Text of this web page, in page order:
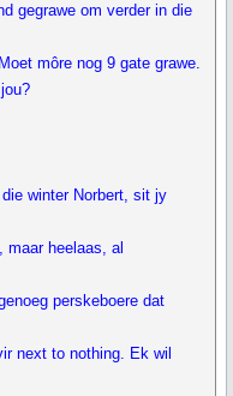
gegrawe om verder in die
môre nog 9 gate grawe.
winter Norbert, sit jy
maar heelaas, al
perskeboere dat
next to nothing. Ek wil